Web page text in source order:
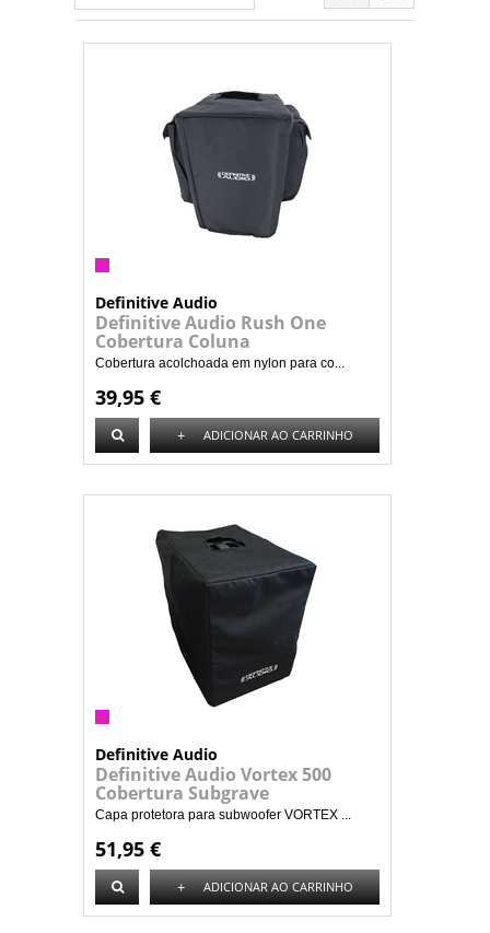
Definitive Audio
Definitive Audio Rush One
Cobertura Coluna
Cobertura acolchoada em nylon para co...
39,95 €
+ ADICIONAR AO CARRINHO
Definitive Audio
Definitive Audio Vortex 500
Cobertura Subgrave
Capa protetora para subwoofer VORTEX ...
51,95 €
+ ADICIONAR AO CARRINHO